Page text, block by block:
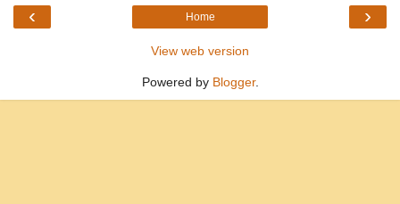
‹ ›
Home
View web version
Powered by Blogger.